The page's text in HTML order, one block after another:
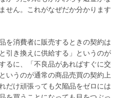
せん。これがなぜだか分かります
を消費者に販売するときの契約は
引き換えに供給する」というのが
るに、「不良品があればすぐに交
いうのが通常の商品売買の契約上
だけ頑張っても欠陥品をゼロには